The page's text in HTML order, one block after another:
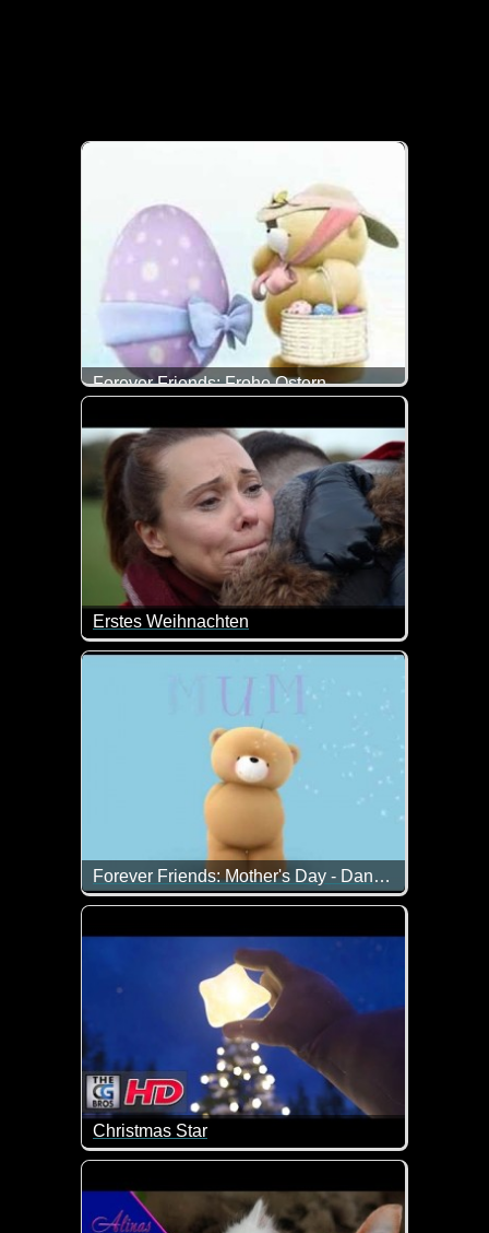
Forever Friends: Frohe Ostern
Erstes Weihnachten
Das erste Weihnachten ohne einen geliebten
Forever Friends: Mother's Day - Dandelion
Alles Liebe zum Muttertag!
Christmas Star
Ein Mann, der auf einem Hügel lebt, ist auf der